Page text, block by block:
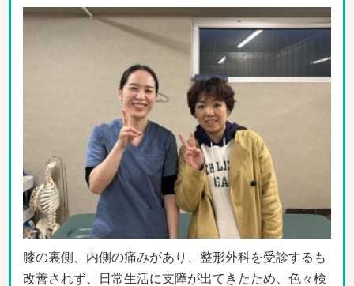
膝の裏側、内側の痛みがあり、整形外科を受診するも
改善されず、日常生活に支障が出てきたため、色々検